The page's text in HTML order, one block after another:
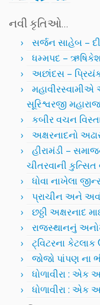
નવી કૃતિઓ…
સર્જન સાહેબ –
ધમ્મપદ –
અછાંદસ –
સૂરિશ્વરજી મહારાજ
કબીર વચન
અક્ષરનાદનો
હીરામંડી –
ચીતરવાની કુત્સિત
ધોવા નાખેલા
પ્રાચીન અને
છઠ્ઠી અક્ષરનાદ
રાજસ્થાનનું
ટ્વિટરના
જોજો પાંપણ ના
ધોળાવીરા : એક
ધોળાવીરા : એક